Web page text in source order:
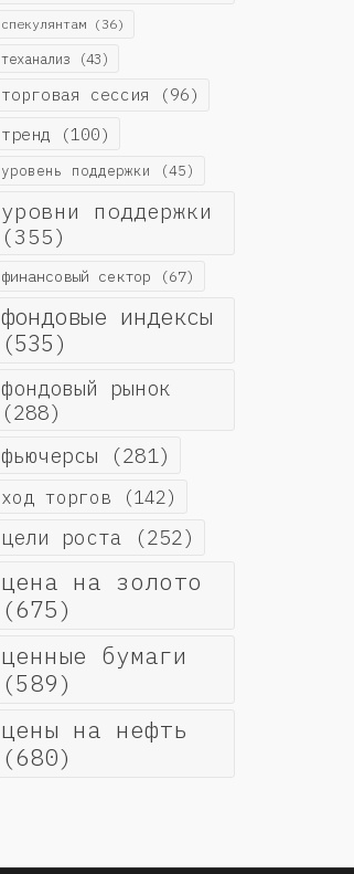
спекулянтам(36)
теханализ (43)
торговая сессия (96)
тренд (100)
уровень поддержки (45)
уровни поддержки
(355)
финансовый сектор (67)
фондовые индексы
(535)
фондовый рынок
(288)
фьючерсы (281)
ход торгов (142)
цели роста (252)
цена на золото
(675)
ценные бумаги
(589)
цены на нефть
(680)